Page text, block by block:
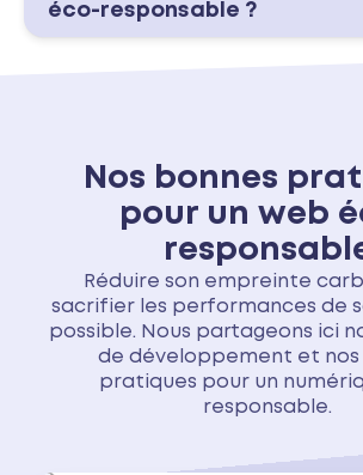
éco-responsable ?
Nos bonnes
pour un web
Réduire son empreinte
sacrifier les performances de
possible. Nous partageons ici
de développement et nos
pratiques pour un
responsable.